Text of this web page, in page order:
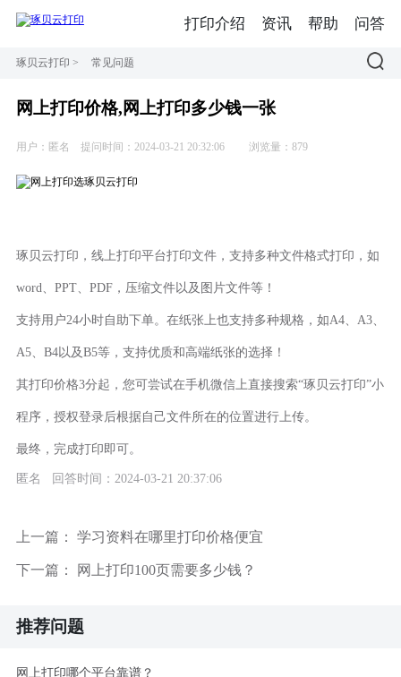
琢贝云打印 > 常见问题
网上打印价格,网上打印多少钱一张
用户：匿名 提问时间：2024-03-21 20:32:06 浏览量：879
琢贝云打印，线上打印平台打印文件，支持多种文件格式打印，如
word、PPT、PDF，压缩文件以及图片文件等！
支持用户24小时自助下单。在纸张上也支持多种规格，如A4、A3、
A5、B4以及B5等，支持优质和高端纸张的选择！
其打印价格3分起，您可尝试在手机微信上直接搜索“琢贝云打印”小
程序，授权登录后根据自己文件所在的位置进行上传。
最终，完成打印即可。
匿名 回答时间：2024-03-21 20:37:06
上一篇： 学习资料在哪里打印价格便宜
下一篇： 网上打印100页需要多少钱？
推荐问题
网上打印哪个平台靠谱？
打印介绍 资讯 帮助 问答